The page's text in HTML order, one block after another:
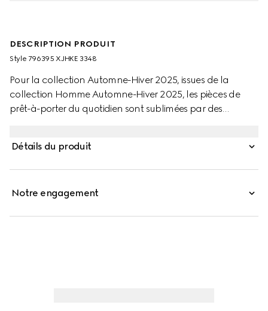
DESCRIPTION PRODUIT
Style ‎796395 XJHKE 3348
Pour la collection Automne-Hiver 2025, issues de la
collection Homme Automne-Hiver 2025, les pièces de
prêt-à-porter du quotidien sont sublimées par des
d’épaisseur moyenne est sublimé par une broderie détail
Détails du produit
Notre engagement